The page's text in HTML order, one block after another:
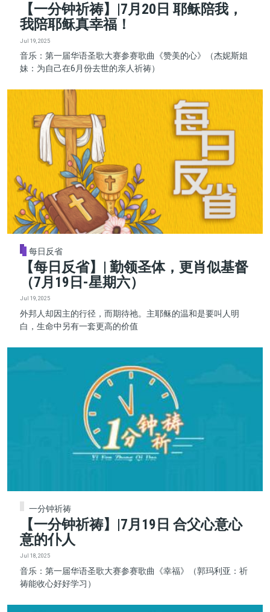
【一分钟祈祷】|7月20日 耶稣陪我，
我陪耶稣真幸福！
Jul 19, 2025
音乐：第一届华语圣歌大赛参赛歌曲《赞美的心》（杰妮斯姐
妹：为自己在6月份去世的亲人祈祷）
每日反省
【每日反省】| 勤领圣体，更肖似基督
（7月19日-星期六）
Jul 19, 2025
外邦人却因主的行径，而期待祂。主耶稣的温和是要叫人明
白，生命中另有一套更高的价值
一分钟祈祷
【一分钟祈祷】|7月19日 合父心意心
意的仆人
Jul 18, 2025
音乐：第一届华语圣歌大赛参赛歌曲《幸福》（郭玛利亚：祈
祷能收心好好学习）